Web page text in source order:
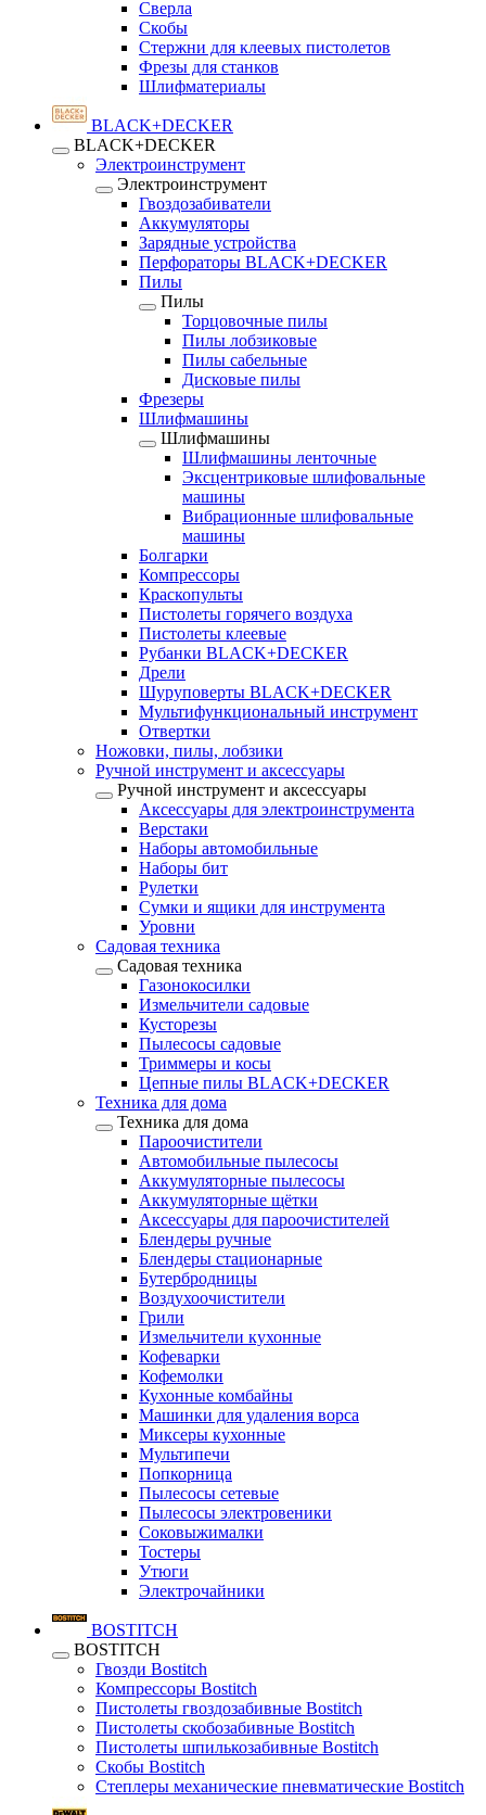
Сверла
Скобы
Стержни для клеевых пистолетов
Фрезы для станков
Шлифматериалы
BLACK+DECKER
BLACK+DECKER
Электроинструмент
Электроинструмент
Гвоздозабиватели
Аккумуляторы
Зарядные устройства
Перфораторы BLACK+DECKER
Пилы
Пилы
Торцовочные пилы
Пилы лобзиковые
Пилы сабельные
Дисковые пилы
Фрезеры
Шлифмашины
Шлифмашины
Шлифмашины ленточные
Эксцентриковые шлифовальные
машины
Вибрационные шлифовальные
машины
Болгарки
Компрессоры
Краскопульты
Пистолеты горячего воздуха
Пистолеты клеевые
Рубанки BLACK+DECKER
Дрели
Шуруповерты BLACK+DECKER
Мультифункциональный инструмент
Отвертки
Ножовки, пилы, лобзики
Ручной инструмент и аксессуары
Ручной инструмент и аксессуары
Аксессуары для электроинструмента
Верстаки
Наборы автомобильные
Наборы бит
Рулетки
Сумки и ящики для инструмента
Уровни
Садовая техника
Садовая техника
Газонокосилки
Измельчители садовые
Кусторезы
Пылесосы садовые
Триммеры и косы
Цепные пилы BLACK+DECKER
Техника для дома
Техника для дома
Пароочистители
Автомобильные пылесосы
Аккумуляторные пылесосы
Аккумуляторные щётки
Аксессуары для пароочистителей
Блендеры ручные
Блендеры стационарные
Бутербродницы
Воздухоочистители
Грили
Измельчители кухонные
Кофеварки
Кофемолки
Кухонные комбайны
Машинки для удаления ворса
Миксеры кухонные
Мультипечи
Попкорница
Пылесосы сетевые
Пылесосы электровеники
Соковыжималки
Тостеры
Утюги
Электрочайники
BOSTITCH
BOSTITCH
Гвозди Bostitch
Компрессоры Bostitch
Пистолеты гвоздозабивные Bostitch
Пистолеты скобозабивные Bostitch
Пистолеты шпилькозабивные Bostitch
Скобы Bostitch
Степлеры механические пневматические Bostitch